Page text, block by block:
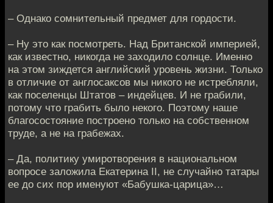
– Однако сомнительный предмет для гордости.
– Ну это как посмотреть. Над Британской империей,
как известно, никогда не заходило солнце. Именно
на этом зиждется английский уровень жизни. Только
в отличие от англосаксов мы никого не истребляли,
как поселенцы Штатов – индейцев. И не грабили,
потому что грабить было некого. Поэтому наше
благосостояние построено только на собственном
труде, а не на грабежах.
– Да, политику умиротворения в национальном
вопросе заложила Екатерина II, не случайно татары
ее до сих пор именуют «Бабушка-царица»…